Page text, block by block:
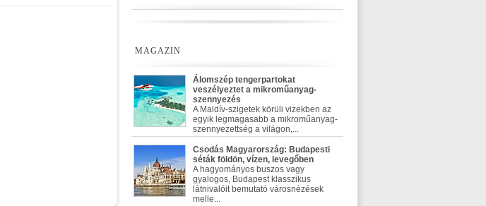
MAGAZIN
Álomszép tengerpartokat
veszélyeztet a mikroműanyag-
szennyezés
A Maldív-szigetek körüli vizekben az
egyik legmagasabb a mikroműanyag-
szennyezettség a világon,...
Csodás Magyarország: Budapesti
séták földön, vízen, levegőben
A hagyományos buszos vagy
gyalogos, Budapest klasszikus
látnivalóit bemutató városnézések
melle...